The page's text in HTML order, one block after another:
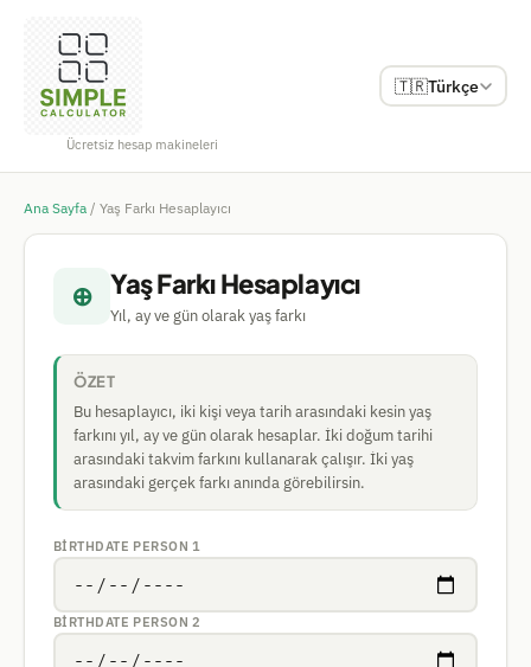
Ücretsiz hesap makineleri
🇹🇷Türkçe
Ana Sayfa / Yaş Farkı Hesaplayıcı
⊕ Yaş Farkı Hesaplayıcı
Yıl, ay ve gün olarak yaş farkı
ÖZET
Bu hesaplayıcı, iki kişi veya tarih arasındaki kesin yaş
farkını yıl, ay ve gün olarak hesaplar. İki doğum tarihi
arasındaki takvim farkını kullanarak çalışır. İki yaş
arasındaki gerçek farkı anında görebilirsin.
BIRTHDATE PERSON 1
BIRTHDATE PERSON 2